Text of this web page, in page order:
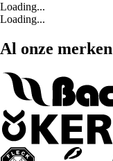
Loading...
Loading...
Al onze merken